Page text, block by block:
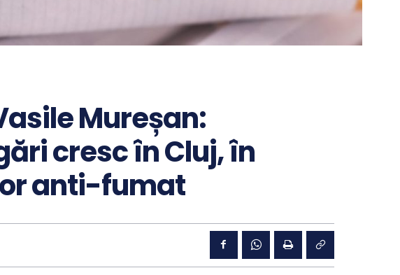
Mureșan:
cresc în Cluj, în
anti-fumat